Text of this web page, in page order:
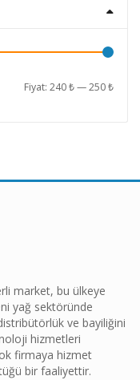
En
En
Fiyat:240 ₺—250 ₺
Yerli market, bu ülkeye
yağ sektöründe
ve bayiliğini
hizmetleri
firmaya hizmet
bir faaliyettir.